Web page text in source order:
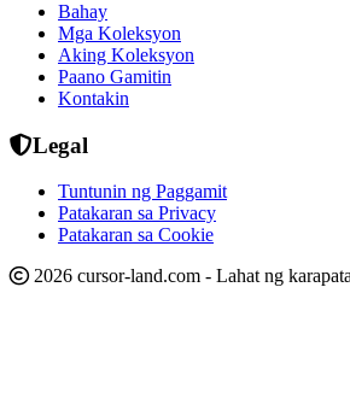
Bahay
Mga Koleksyon
Aking Koleksyon
Paano Gamitin
Kontakin
Legal
Tuntunin ng Paggamit
Patakaran sa Privacy
Patakaran sa Cookie
2026 cursor-land.com - Lahat ng